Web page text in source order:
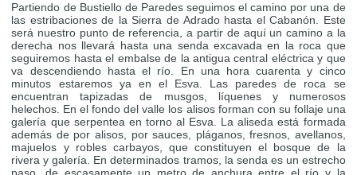
Partiendo de Bustiello de Paredes seguimos el camino por una de
las estribaciones de la Sierra de Adrado hasta el Cabanón. Este
será nuestro punto de referencia, a partir de aquí un camino a la
derecha nos llevará hasta una senda excavada en la roca que
seguiremos hasta el embalse de la antigua central eléctrica y que
va descendiendo hasta el río. En una hora cuarenta y cinco
minutos estaremos ya en el Esva. Las paredes de roca se
encuentran tapizadas de musgos, líquenes y numerosos
helechos. En el fondo del valle los alisos forman con su follaje una
galería que serpentea en torno al Esva. La aliseda está formada
además de por alisos, por sauces, pláganos, fresnos, avellanos,
majuelos y robles carbayos, que constituyen el bosque de la
rivera y galería. En determinados tramos, la senda es un estrecho